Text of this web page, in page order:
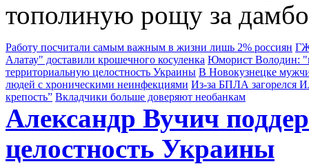
тополиную рощу за
Работу посчитали самым важным в жизни лишь 2% россиян
Алатау" доставили крошечного косуленка Юморист Володин:
территориальную целостность Украины В Новокузнецке
людей с хроническими неинфекциями Из-за БПЛА загорелся
крепость” Вкладчики больше доверяют необанкам
Александр Вучич
целостность Украины